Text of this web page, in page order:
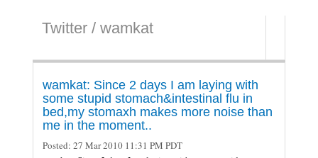
Twitter / wamkat
wamkat: Since 2 days I am laying with
some stupid stomach&intestinal flu in
bed,my stomaxh makes more noise than
me in the moment..
Posted: 27 Mar 2010 11:31 PM PDT